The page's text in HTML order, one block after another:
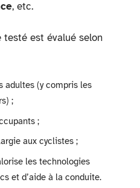
, etc.
est évalué selon
adultes (y compris les
;
;
aux cyclistes ;
les technologies
et d’aide à la conduite.